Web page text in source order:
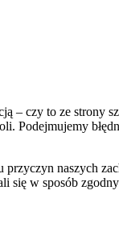
– czy to ze strony
Podejmujemy
naszych
się w sposób